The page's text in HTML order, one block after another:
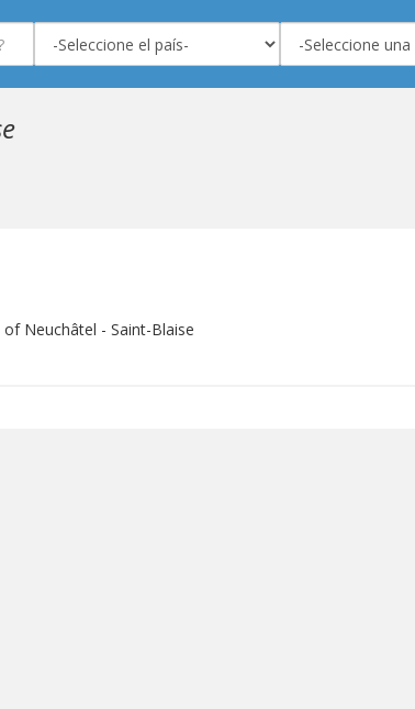
Neuchâtel - Saint-Blaise